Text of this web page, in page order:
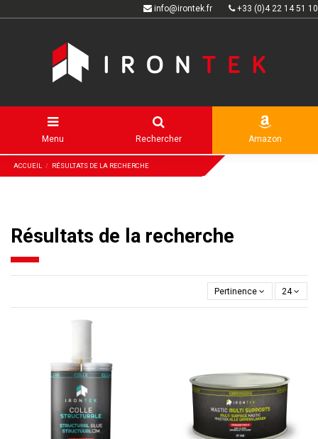
info@irontek.fr +33 (0)4 22 14 51 10
Menu Rechercher Amazon
ACCUEIL RÉSULTATS DE LA RECHERCHE
Résultats de la recherche
Pertinence 24